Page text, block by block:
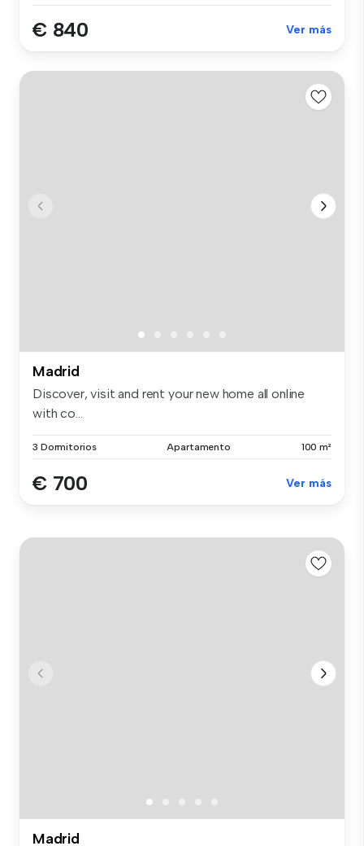
€ 840 Ver más
Madrid
Discover, visit and rent your new home all online
with co...
3 Dormitorios Apartamento 100 m²
€ 700 Ver más
Madrid